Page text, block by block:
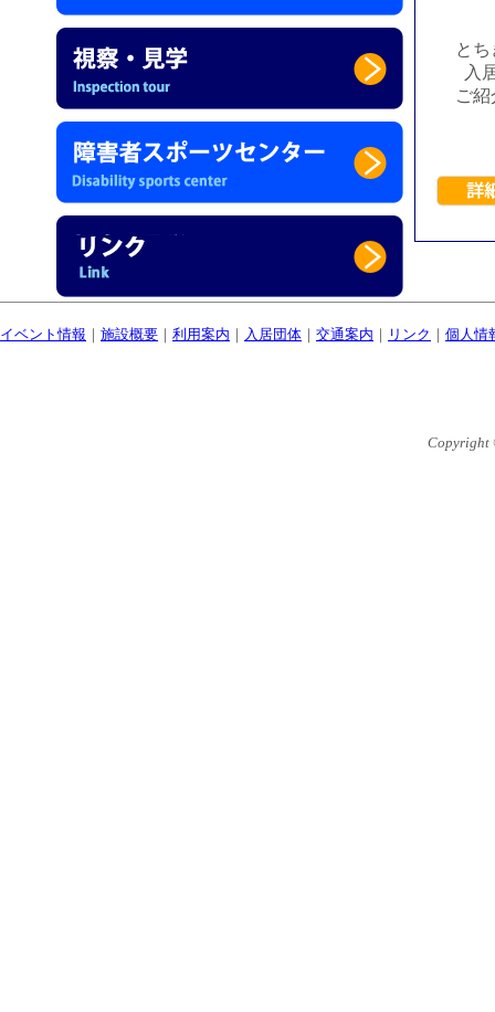
と
入
ご
イベント情報 ｜ 施設概要 ｜ 利用案内 ｜ 入居団体 ｜ 交通案内 ｜ リンク ｜ 個人情
Copyright